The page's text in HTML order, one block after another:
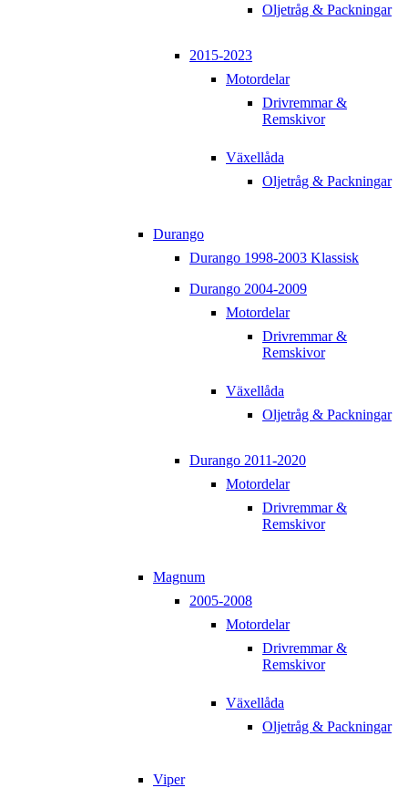
Oljetråg & Packningar
2015-2023
Motordelar
Drivremmar &
Remskivor
Växellåda
Oljetråg & Packningar
Durango
Durango 1998-2003 Klassisk
Durango 2004-2009
Motordelar
Drivremmar &
Remskivor
Växellåda
Oljetråg & Packningar
Durango 2011-2020
Motordelar
Drivremmar &
Remskivor
Magnum
2005-2008
Motordelar
Drivremmar &
Remskivor
Växellåda
Oljetråg & Packningar
Viper